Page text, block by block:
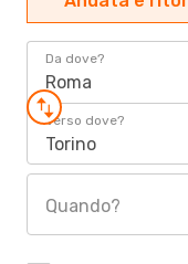
Da dove?
Roma
Verso dove?
Torino
Quando?